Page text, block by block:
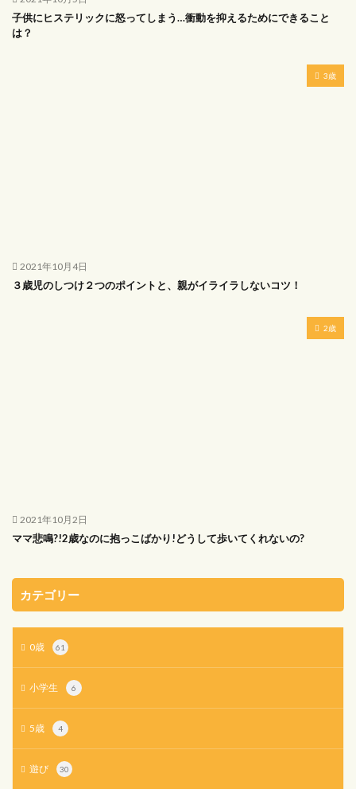
子供にヒステリックに怒ってしまう…衝動を抑えるためにできること
は？
3歳
2021年10月4日
３歳児のしつけ２つのポイントと、親がイライラしないコツ！
2歳
2021年10月2日
ママ悲鳴?!2歳なのに抱っこばかり!どうして歩いてくれないの?
カテゴリー
0歳 61
小学生 6
5歳 4
遊び 30